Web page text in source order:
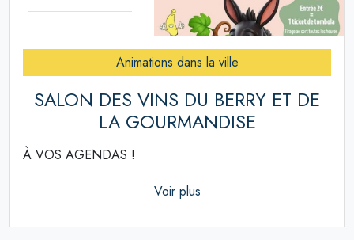
Animations dans la ville
SALON DES VINS DU BERRY ET DE
LA GOURMANDISE
À VOS AGENDAS !
Voir plus